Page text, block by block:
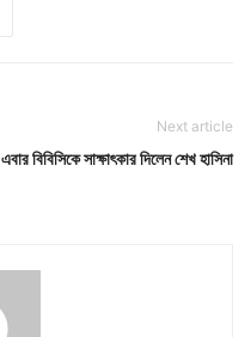
Next article
এবার বিবিসিকে সাক্ষাৎকার দিলেন শেখ হাসিনা